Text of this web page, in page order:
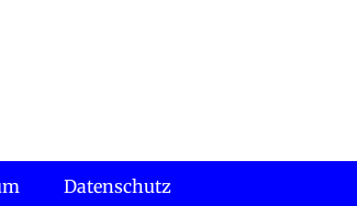
Datenschutz